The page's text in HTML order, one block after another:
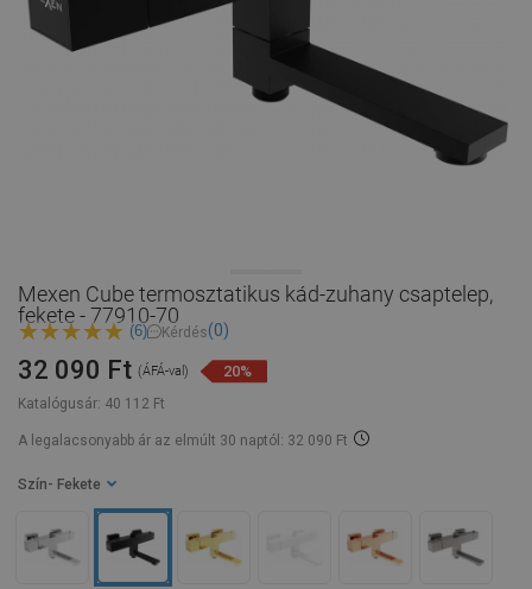
Mexen Cube termosztatikus kád-zuhany csaptelep,
fekete - 77910-70
(6) Kérdés(0)
Katalógusár: 40 112 Ft
32 090 Ft (ÁFÁ-val) 20%
A legalacsonyabb ár az elmúlt 30 naptól: 32 090 Ft
Szín - Fekete